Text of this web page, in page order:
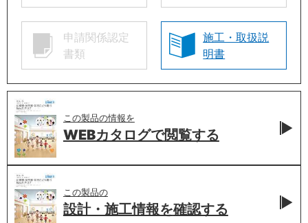
申請関係認定
書類
施工・取扱説
明書
この製品の情報を
WEBカタログで閲覧する
この製品の
設計・施工情報を確認する